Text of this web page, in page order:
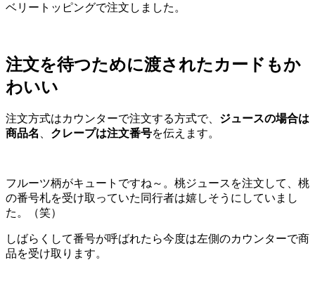
ベリートッピングで注文しました。
注文を待つために渡されたカードもか
わいい
注文方式はカウンターで注文する方式で、 ジュースの場合は
商品名 、 クレープは注文番号を伝えます。
フルーツ柄がキュートですね～。桃ジュースを注文して、桃
の番号札を受け取っていた同行者は嬉しそうにしていまし
た。（笑）
しばらくして番号が呼ばれたら今度は左側のカウンターで商
品を受け取ります。